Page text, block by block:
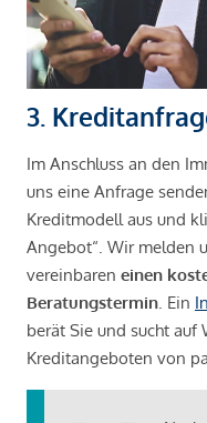
3.
Im Anschluss an den
uns eine Anfrage
Kreditmodell aus und
Angebot“. Wir melden
vereinbaren einen
Beratungstermin . Ein
berät Sie und sucht auf
Kreditangeboten von